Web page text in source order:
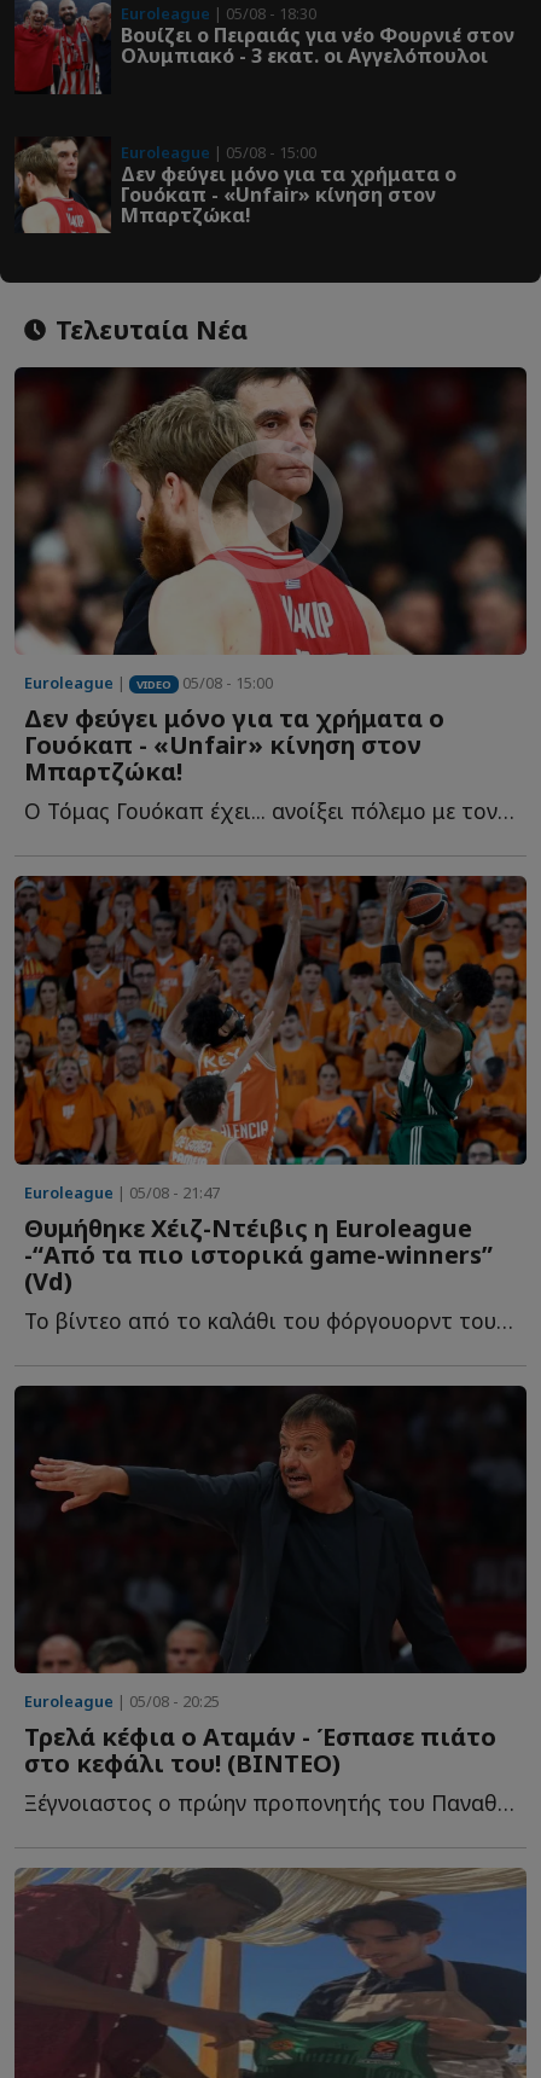
Euroleague | 05/08 - 18:30
Βουίζει ο Πειραιάς για νέο Φουρνιέ στον
Ολυμπιακό - 3 εκατ. οι Αγγελόπουλοι
Euroleague | 05/08 - 15:00
Δεν φεύγει μόνο για τα χρήματα ο
Γουόκαπ - «Unfair» κίνηση στον
Μπαρτζώκα!
Τελευταία Νέα
Euroleague | VIDEO 05/08 - 15:00
Δεν φεύγει μόνο για τα χρήματα ο
Γουόκαπ - «Unfair» κίνηση στον
Μπαρτζώκα!
Ο Τόμας Γουόκαπ έχει... ανοίξει πόλεμο με τον Ολυμπιακό κ...
Euroleague | 05/08 - 21:47
Θυμήθηκε Χέιζ-Ντέιβις η Euroleague
-“Από τα πιο ιστορικά game-winners”
(Vd)
To βίντεο από το καλάθι του φόργουορντ του Παναθηναϊκού, π...
Euroleague | 05/08 - 20:25
Τρελά κέφια ο Αταμάν - Έσπασε πιάτο
στο κεφάλι του! (ΒΙΝΤΕΟ)
Ξέγνοιαστος ο πρώην προπονητής του Παναθηναϊκού σ...